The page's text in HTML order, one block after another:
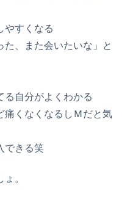
やすくなる
た、また会いたいな」と
る自分がよくわかる
痛くなくなるしＭだと気
できる笑
。